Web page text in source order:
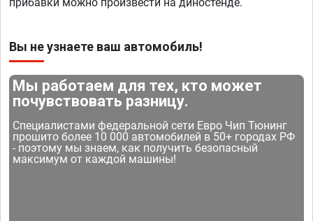
Вы не узнаете ваш автомобиль!
Мы работаем для тех, кто может
почувствовать разницу.
Специалистами федеральной сети Евро Чип Тюнинг
прошито более 10 000 автомобилей в 50+ городах РФ
- поэтому мы знаем, как получить безопасный
максимум от каждой машины!